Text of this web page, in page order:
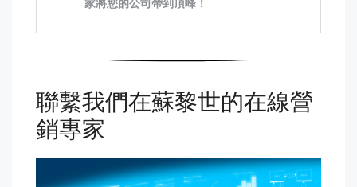
聯繫我們在蘇黎世的在線營
銷專家